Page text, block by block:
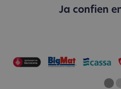
Ja confien